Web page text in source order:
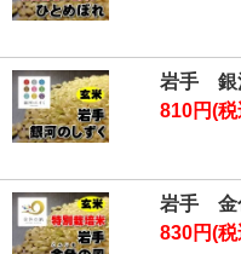
岩手 銀
810円(税
岩手 金
830円(税